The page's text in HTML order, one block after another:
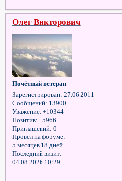
Олег Викторович
Почётный ветеран
Зарегистрирован: 27.06.2011
Сообщений: 13900
Уважение: +10344
Позитив: +5966
Приглашений: 0
Провел на форуме:
5 месяцев 18 дней
Последний визит:
04.08.2026 10:29